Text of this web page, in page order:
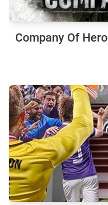
Company Of